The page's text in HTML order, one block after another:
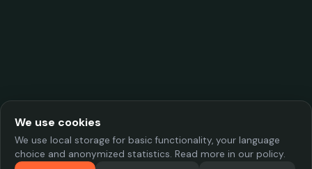
We use cookies
We use local storage for basic functionality, your language
choice and anonymized statistics. Read more in our policy.